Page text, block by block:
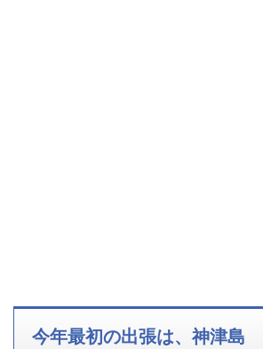
今年最初の出張は、神津島